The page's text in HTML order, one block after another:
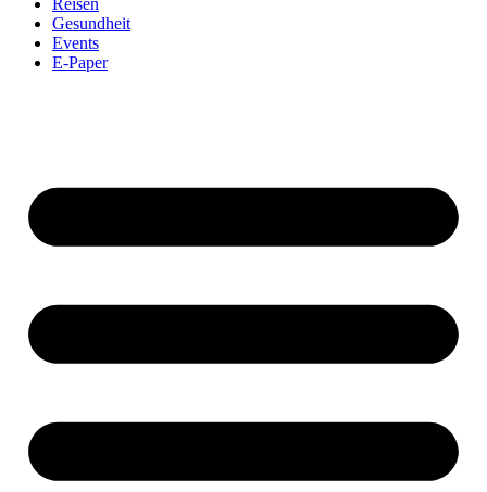
Gesundheit
Events
E-Paper